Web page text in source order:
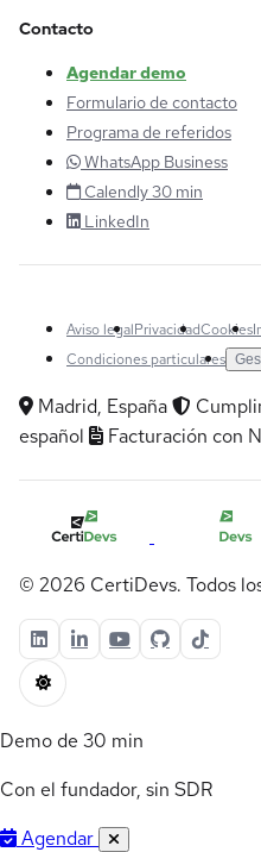
Contacto
Agendar demo
Formulario de contacto
Programa de referidos
WhatsApp Business
Calendly 30 min
LinkedIn
Aviso legalPrivacidadCookies
Condiciones particulares
Madrid, España
español
Facturación con
© 2026 CertiDevs. Todos
Demo de 30 min
Con el fundador, sin SDR
Agendar